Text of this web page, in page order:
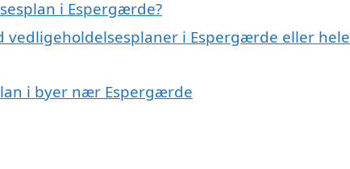
i Espergærde?
i Espergærde eller hele
i byer nær Espergærde